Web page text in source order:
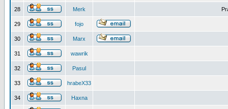
28 Merk
29 fojo
30 Marx
31 wawrik
32 Pasul
33 hrabeX33
34 Haxna